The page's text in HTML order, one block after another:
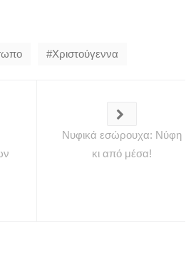
Χριστούγεννα
Νυφικά εσώρουχα: Νύφη
κι από μέσα!